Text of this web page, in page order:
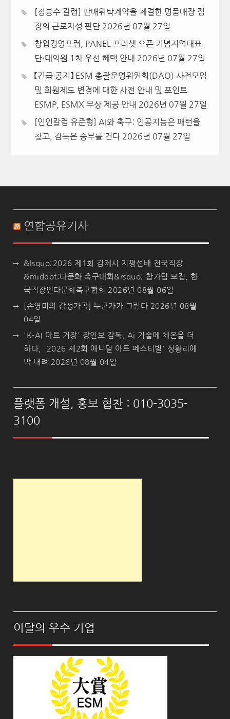
[정봉수 칼럼] 판매위탁계약을 체결한 명품매장 점
장의 근로자성 판단 2026년 07월 27일
창업경영포럼, PANEL 프리셋 오픈 기념지역대표
단·대의원 1차 우선 혜택 안내 2026년 07월 27일
【긴급 공지】 ESM 총괄운영위원회(DAO) 사전모임
및 회원제도 변경에 대한 사전 안내 및 포인트
ESMP, ESMX 무상 제공 안내 2026년 07월 27일
[인인칼럼 유준형] AI와 축구: 인공지능은 패턴을
찾고, 감독은 승부를 건다 2026년 07월 27일
연합공유기사
&lsquo;2026 제1회 김제시 지평선배 전국직장
&middot;다문화 축구대회&rsquo; 참가팀 모집, 한
국직장인다문화축구협회 2026년 08월 06일
[손영미의 감성가곡] 누군가가 그립다 2026년 08월
04일
'K-AI 아트 거장' 장인보 감독, Ai 기술에 체온을 더
하다, '2026 제2회 애니멀 아트 페스티벌' 성황리에
막 내려 2026년 08월 04일
플랫폼 개설, 홍보 협찬 : 010-3035-
3100
이달의 우수 기업